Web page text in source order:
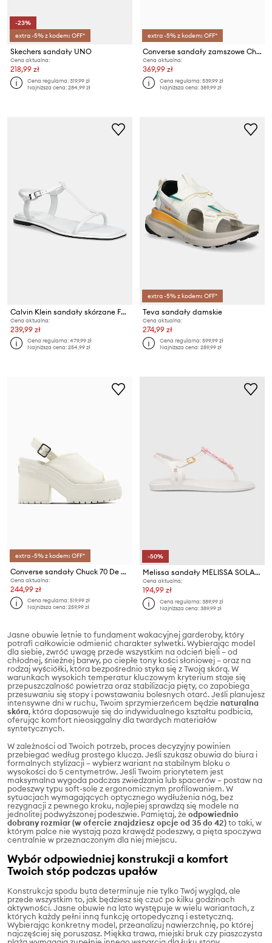
-23%
extra -5% z kodem: OFF*
Skechers sandały UNO
Cena aktualna:
218,99 zł
Cena regularna:319,99 zł
Najniższa cena:284,99 zł
extra -5% z kodem: OFF*
Converse sandały zamszowe Chuck 70 De Luxe Heel Mule
Cena aktualna:
369,99 zł
Cena regularna:539,99 zł
Najniższa cena:389,99 zł
Calvin Klein sandały skórzane FLAT SANDAL SQUARED BUCKLE LTH
Cena aktualna:
239,99 zł
Cena regularna:479,99 zł
Najniższa cena:254,99 zł
extra -5% z kodem: OFF*
Teva sandały damskie
Cena aktualna:
274,99 zł
Cena regularna:599,99 zł
Najniższa cena:289,99 zł
extra -5% z kodem: OFF*
Converse sandały Chuck 70 De Luxe Heel Nu
Cena aktualna:
244,99 zł
Cena regularna:519,99 zł
Najniższa cena:259,99 zł
-50%
Melissa sandały MELISSA SOLAR SRPING AD
Cena aktualna:
194,99 zł
Cena regularna:389,99 zł
Najniższa cena:389,99 zł
Jasne obuwie letnie to fundament wakacyjnej garderoby, który
potrafi całkowicie odmienić charakter sylwetki. Wybierając model
dla siebie, zwróć uwagę przede wszystkim na odcień bieli – od
chłodnej, śnieżnej barwy, po ciepłe tony kości słoniowej – oraz na
rodzaj wyściółki, która bezpośrednio styka się z Twoją skórą. W
warunkach wysokich temperatur kluczowym kryterium staje się
przepuszczalność powietrza oraz stabilizacja pięty, co zapobiega
przesuwaniu się stopy i powstawaniu bolesnych otarć. Jeśli planujesz
intensywne dni w ruchu, Twoim sprzymierzeńcem będzie naturalna
skóra, która dopasowuje się do indywidualnego kształtu podbicia,
oferując komfort nieosiągalny dla twardych materiałów
syntetycznych.
W zależności od Twoich potrzeb, proces decyzyjny powinien
przebiegać według prostego klucza. Jeśli szukasz obuwia do biura i
formalnych stylizacji – wybierz wariant na stabilnym bloku o
wysokości do 5 centymetrów. Jeśli Twoim priorytetem jest
maksymalna wygoda podczas zwiedzania lub spacerów – postaw na
podeszwy typu soft-sole z ergonomicznym profilowaniem. W
sytuacjach wymagających optycznego wydłużenia nóg, bez
rezygnacji z pewnego kroku, najlepiej sprawdzą się modele na
jednolitej podwyższonej podeszwie. Pamiętaj, że odpowiednio
dobrany rozmiar (w ofercie znajdziesz opcje od 35 do 42)to taki, w
którym palce nie wystają poza krawędź podeszwy, a pięta spoczywa
centralnie w przeznaczonym dla niej miejscu.
Wybór odpowiedniej konstrukcji a komfort
Twoich stóp podczas upałów
Konstrukcja spodu buta determinuje nie tylko Twój wygląd, ale
przede wszystkim to, jak będziesz się czuć po kilku godzinach
aktywności. Jasne obuwie na lato występuje w wielu wariantach, z
których każdy pełni inną funkcję ortopedyczną i estetyczną.
Wybierając konkretny model, przeanalizuj nawierzchnię, po której
najczęściej się poruszasz. Miękka trawa, miejski bruk czy piaszczysta